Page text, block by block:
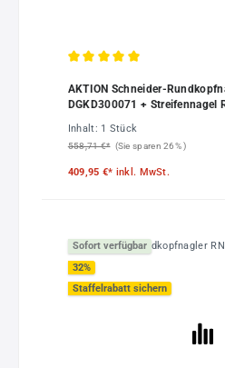
AKTION Schneider-
DGKD300071 + Streifennagel
Inhalt: 1 Stück
558,71 €* (Sie sparen 26% )
409,95 €* inkl. MwSt.
Sofort verfügbar
32%
Staffelrabatt sichern